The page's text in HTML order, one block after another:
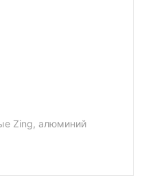
Zing, алюминий